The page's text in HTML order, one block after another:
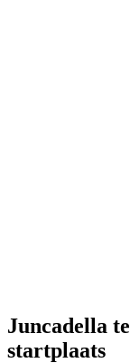
Juncadella
startplaats